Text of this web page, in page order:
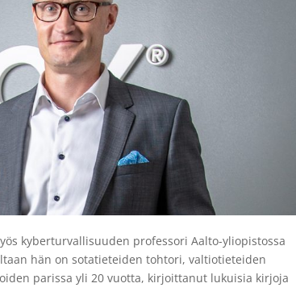
kyberturvallisuuden professori Aalto-yliopistossa
hän on sotatieteiden tohtori, valtiotieteiden
parissa yli 20 vuotta, kirjoittanut lukuisia kirjoja